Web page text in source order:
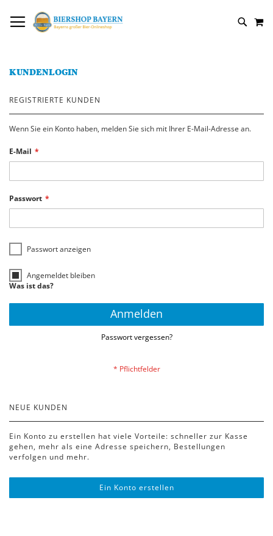
ZUM
INHALT
KUNDENLOGIN
REGISTRIERTE KUNDEN
Wenn Sie ein Konto haben, melden Sie sich mit Ihrer E-Mail-Adresse an.
E-Mail
Passwort
Passwort anzeigen
Angemeldet bleiben
Was ist das?
Anmelden
Passwort vergessen?
NEUE KUNDEN
Ein Konto zu erstellen hat viele Vorteile: schneller zur Kasse
gehen, mehr als eine Adresse speichern, Bestellungen
verfolgen und mehr.
Ein Konto erstellen